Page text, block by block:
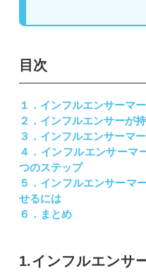
目次
１． インフルエンサーマ
２． インフルエンサーが
３． インフルエンサーマ
４． インフルエンサーマ
つのステップ
５． インフルエンサーマ
せるには
６．まとめ
1.インフルエンサ